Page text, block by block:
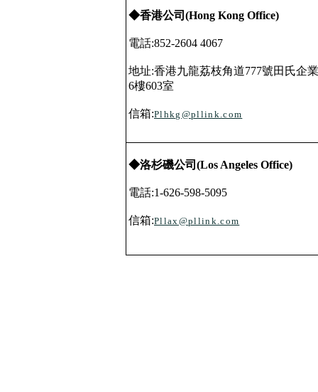
◆香港公司 (Hong Kong Office)
電話:852-2604 4067
地址:香港九龍荔枝角道777號田氏企
6樓603室
信箱:Plhkg@pllink.com
◆洛杉磯公司 (Los Angeles Office)
電話:1-626-598-5095
信箱:Pllax@pllink.com